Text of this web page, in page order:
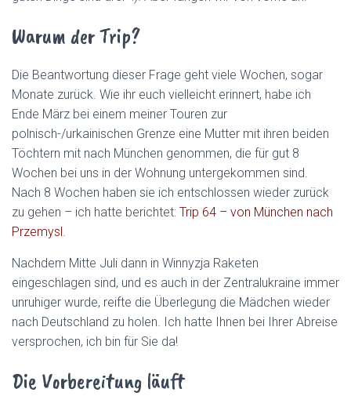
Warum der Trip?
Die Beantwortung dieser Frage geht viele Wochen, sogar
Monate zurück. Wie ihr euch vielleicht erinnert, habe ich
Ende März bei einem meiner Touren zur
polnisch-/urkainischen Grenze eine Mutter mit ihren beiden
Töchtern mit nach München genommen, die für gut 8
Wochen bei uns in der Wohnung untergekommen sind.
Nach 8 Wochen haben sie ich entschlossen wieder zurück
zu gehen – ich hatte berichtet: Trip 64 – von München nach
Przemysl.
Nachdem Mitte Juli dann in Winnyzja Raketen
eingeschlagen sind, und es auch in der Zentralukraine immer
unruhiger wurde, reifte die Überlegung die Mädchen wieder
nach Deutschland zu holen. Ich hatte Ihnen bei Ihrer Abreise
versprochen, ich bin für Sie da!
Die Vorbereitung läuft